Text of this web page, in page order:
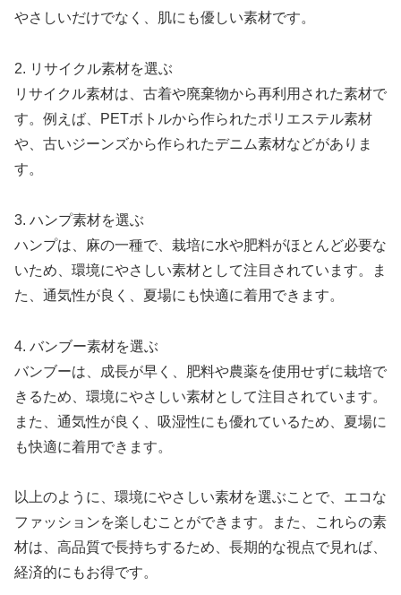
やさしいだけでなく、肌にも優しい素材です。
2. リサイクル素材を選ぶ
リサイクル素材は、古着や廃棄物から再利用された素材で
す。例えば、PETボトルから作られたポリエステル素材
や、古いジーンズから作られたデニム素材などがありま
す。
3. ハンプ素材を選ぶ
ハンプは、麻の一種で、栽培に水や肥料がほとんど必要な
いため、環境にやさしい素材として注目されています。ま
た、通気性が良く、夏場にも快適に着用できます。
4. バンブー素材を選ぶ
バンブーは、成長が早く、肥料や農薬を使用せずに栽培で
きるため、環境にやさしい素材として注目されています。
また、通気性が良く、吸湿性にも優れているため、夏場に
も快適に着用できます。
以上のように、環境にやさしい素材を選ぶことで、エコな
ファッションを楽しむことができます。また、これらの素
材は、高品質で長持ちするため、長期的な視点で見れば、
経済的にもお得です。